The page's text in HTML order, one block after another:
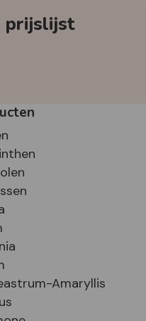
prijslijst
Amaryllis